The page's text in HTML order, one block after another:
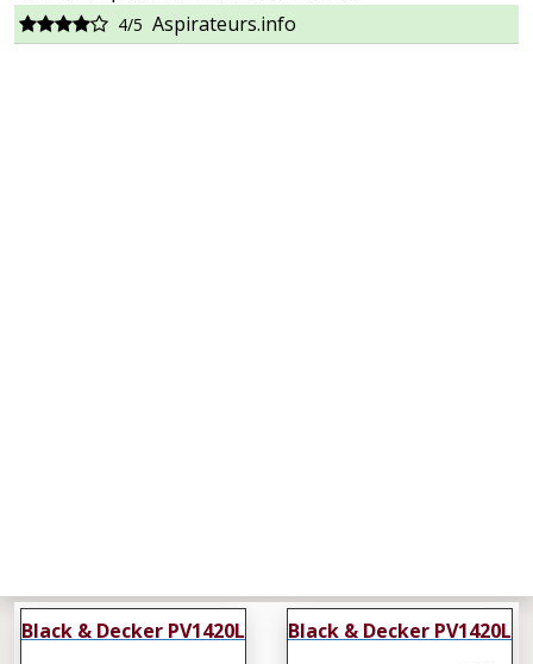
4/5 Aspirateurs.info
Black & Decker PV1420L Black & Decker PV1420L